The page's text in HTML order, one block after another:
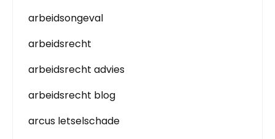
arbeidsongeval
arbeidsrecht
arbeidsrecht advies
arbeidsrecht blog
arcus letselschade